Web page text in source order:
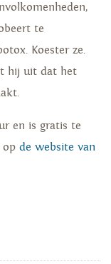
te
Koester ze.
hij uit dat het
en is gratis te
op de website van